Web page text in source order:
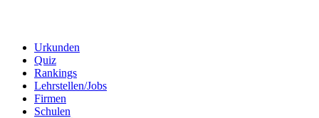
Urkunden
Quiz
Rankings
Lehrstellen/Jobs
Firmen
Schulen